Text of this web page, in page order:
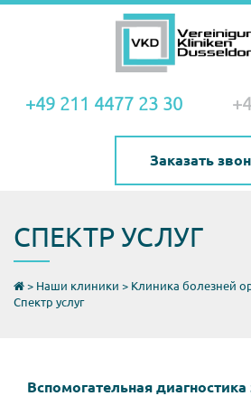
+49 211 4477 23 30
Заказать
СПЕКТР УСЛУГ
> Наши клиники > Клиника болезней
Спектр услуг
Вспомогательная